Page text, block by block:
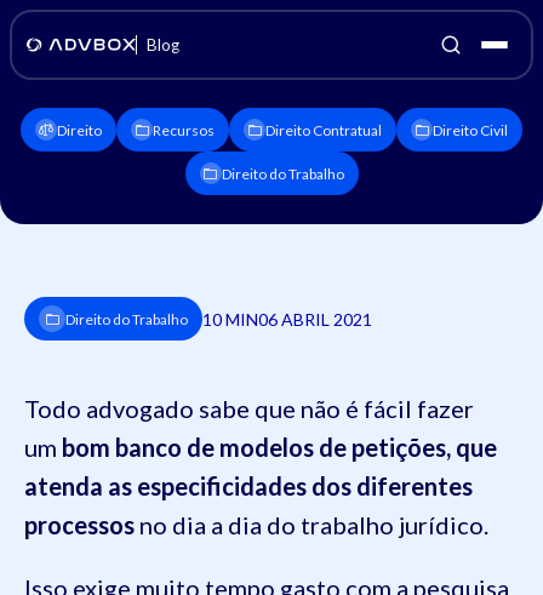
Blog
Direito Recursos Direito Contratual Direito Civil
Direito do Trabalho
Direito do Trabalho 10 MIN06 ABRIL 2021
Todo advogado sabe que não é fácil fazer
um bom banco de modelos de petições, que
atenda as especificidades dos diferentes
processos no dia a dia do trabalho jurídico.
Isso exige muito tempo gasto com a pesquisa